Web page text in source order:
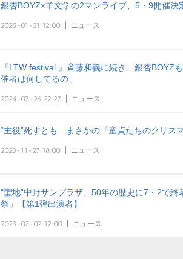
銀杏BOYZ×羊文学の2マンライブ、5・9開催決
2025-01-31 12:00 ニュース
『LTW festival 』斉藤和義に続き、銀杏BOYZ
催者は何してるの」
2024-07-26 22:27 ニュース
“主役”死すとも…まさかの『童貞たちのクリス
2023-11-27 18:00 ニュース
“聖地”中野サンプラザ、50年の歴史に7・2で
祭」【第1弾出演者】
2023-02-02 12:00 ニュース